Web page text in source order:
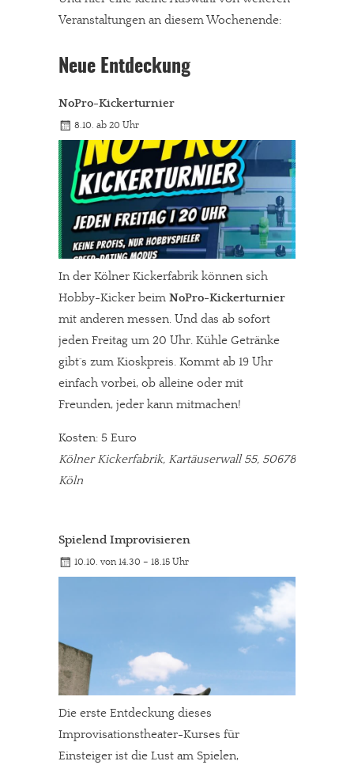
Veranstaltungen an diesem Wochenende:
Neue Entdeckung
NoPro-Kickerturnier
8.10. ab 20 Uhr
In der Kölner Kickerfabrik können sich
Hobby-Kicker beim NoPro-Kickerturnier
mit anderen messen. Und das ab sofort
jeden Freitag um 20 Uhr. Kühle Getränke
gibt´s zum Kioskpreis. Kommt ab 19 Uhr
einfach vorbei, ob alleine oder mit
Freunden, jeder kann mitmachen!
Kosten: 5 Euro
Kölner Kickerfabrik, Kartäuserwall 55, 50678
Köln
Spielend Improvisieren
10.10. von 14.30 – 18.15 Uhr
Die erste Entdeckung dieses
Improvisationstheater-Kurses für
Einsteiger ist die Lust am Spielen,